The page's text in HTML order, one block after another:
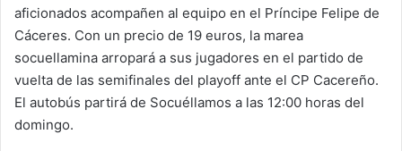
aficionados acompañen al equipo en el Príncipe Felipe de
Cáceres. Con un precio de 19 euros, la marea
socuellamina arropará a sus jugadores en el partido de
vuelta de las semifinales del playoff ante el CP Cacereño.
El autobús partirá de Socuéllamos a las 12:00 horas del
domingo.